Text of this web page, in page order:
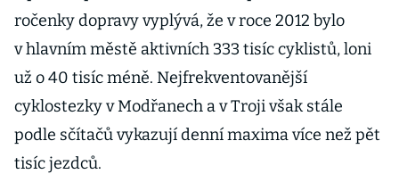
ročenky dopravy vyplývá, že v roce 2012 bylo
v hlavním městě aktivních 333 tisíc cyklistů, loni
už o 40 tisíc méně. Nejfrekventovanější
cyklostezky v Modřanech a v Troji však stále
podle sčítačů vykazují denní maxima více než pět
tisíc jezdců.